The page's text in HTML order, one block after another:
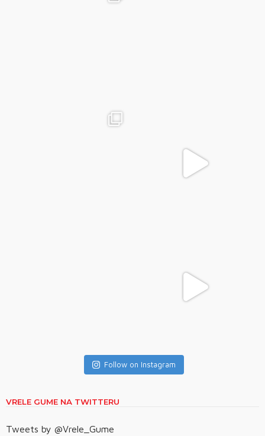
Follow on Instagram
VRELE GUME NA TWITTERU
Tweets by @Vrele_Gume